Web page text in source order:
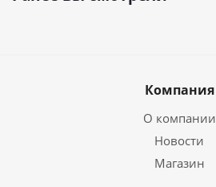
Компания
О компании
Новости
Магазин